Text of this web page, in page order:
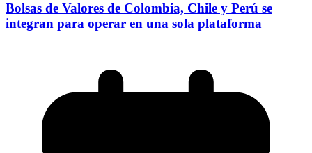
Bolsas de Valores de Colombia, Chile y Perú se
integran para operar en una sola plataforma